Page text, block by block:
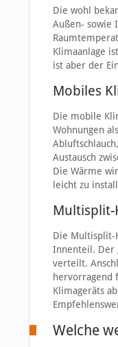
Die wohl
Außen- sowie
Klimaanlage
ist aber der
Mobiles
Die mobile
Wohnungen
Austausch
Die Wärme
leicht zu
Multisplit-
Die Multisplit-
Innenteil. Der
verteilt.
hervorragend
Klimageräts
Welche